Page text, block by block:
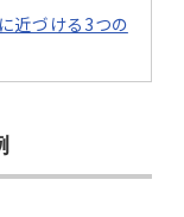
近づける3つの